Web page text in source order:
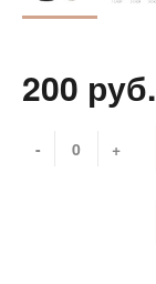
200 руб.
- +